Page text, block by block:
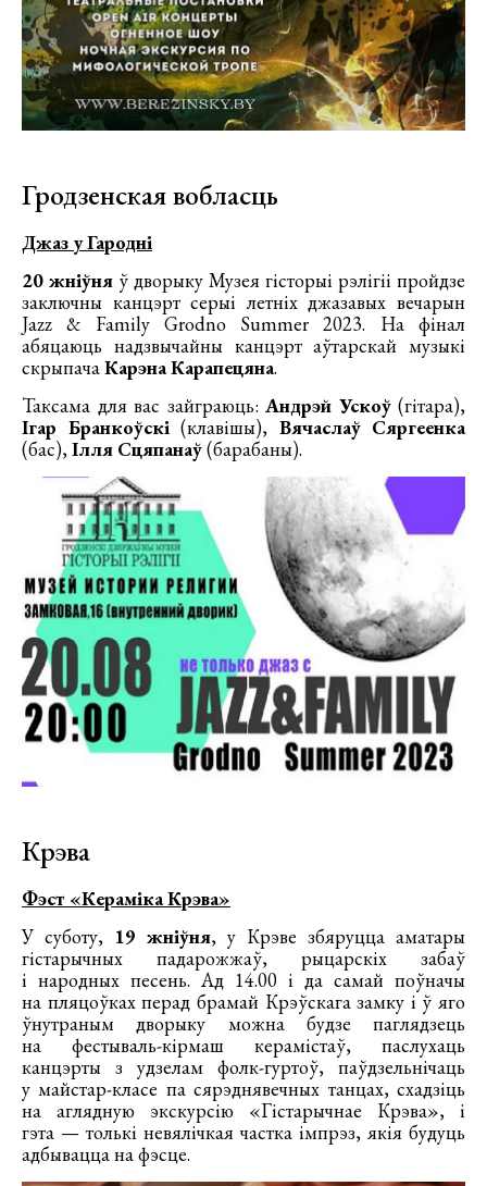
Гродзенская вобласць
Джаз у Гародні
20 жніўня ў дворыку Музея гісторыі рэлігіі пройдзе
заключны канцэрт серыі летніх джазавых вечарын
Jazz & Family Grodno Summer 2023. На фінал
абяцаюць надзвычайны канцэрт аўтарскай музыкі
скрыпачаКарэна Карапецяна.
Таксама для вас зайграюць: Андрэй Ускоў(гітара),
Ігар Бранкоўскі(клавішы), Вячаслаў Сяргеенка
(бас),Ілля Сцяпанаў(барабаны).
Крэва
Фэст «Кераміка Крэва»
У суботу, 19 жніўня, у Крэве збяруцца аматары
гістарычных падарожжаў, рыцарскіх забаў
і народных песень. Ад 14.00 і да самай поўначы
на пляцоўках перад брамай Крэўскага замку і ў яго
ўнутраным дворыку можна будзе паглядзець
на фестываль-кірмаш керамістаў, паслухаць
канцэрты з удзелам фолк-гуртоў, паўдзельнічаць
у майстар-класе па сярэднявечных танцах, схадзіць
на аглядную экскурсію «Гістарычнае Крэва», і
гэта — толькі невялічкая частка імпрэз, якія будуць
адбывацца на фэсце.